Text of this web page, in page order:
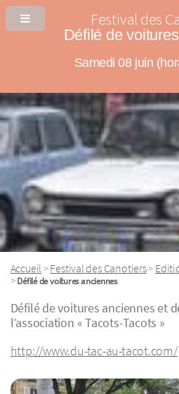
Festival des
Défilé de
Samedi 08 juin
Accueil >Festival des Canotiers>
>Défilé de voitures anciennes
Défilé de voitures anciennes et
l’association « Tacots-Tacots »
http://www.du-tac-au-tacot.com/